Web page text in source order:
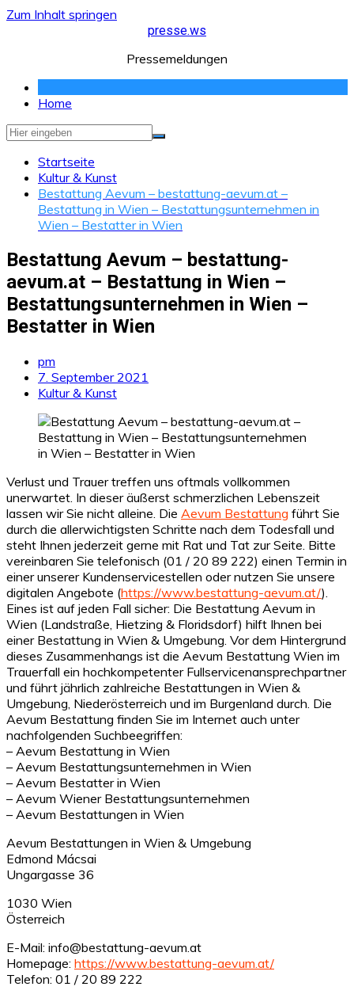
Zum Inhalt springen
presse.ws
Pressemeldungen
Home
Startseite
Kultur & Kunst
Bestattung Aevum – bestattung-aevum.at –
Bestattung in Wien – Bestattungsunternehmen in
Wien – Bestatter in Wien
Bestattung Aevum – bestattung-
aevum.at – Bestattung in Wien –
Bestattungsunternehmen in Wien –
Bestatter in Wien
pm
7. September 2021
Kultur & Kunst
Verlust und Trauer treffen uns oftmals vollkommen
unerwartet. In dieser äußerst schmerzlichen Lebenszeit
lassen wir Sie nicht alleine. Die Aevum Bestattung führt Sie
durch die allerwichtigsten Schritte nach dem Todesfall und
steht Ihnen jederzeit gerne mit Rat und Tat zur Seite. Bitte
vereinbaren Sie telefonisch (01 / 20 89 222) einen Termin in
einer unserer Kundenservicestellen oder nutzen Sie unsere
digitalen Angebote (https://www.bestattung-aevum.at/).
Eines ist auf jeden Fall sicher: Die Bestattung Aevum in
Wien (Landstraße, Hietzing & Floridsdorf) hilft Ihnen bei
einer Bestattung in Wien & Umgebung. Vor dem Hintergrund
dieses Zusammenhangs ist die Aevum Bestattung Wien im
Trauerfall ein hochkompetenter Fullservicenansprechpartner
und führt jährlich zahlreiche Bestattungen in Wien &
Umgebung, Niederösterreich und im Burgenland durch. Die
Aevum Bestattung finden Sie im Internet auch unter
nachfolgenden Suchbeegriffen:
– Aevum Bestattung in Wien
– Aevum Bestattungsunternehmen in Wien
– Aevum Bestatter in Wien
– Aevum Wiener Bestattungsunternehmen
– Aevum Bestattungen in Wien
Aevum Bestattungen in Wien & Umgebung
Edmond Mácsai
Ungargasse 36
1030 Wien
Österreich
E-Mail: info@bestattung-aevum.at
Homepage: https://www.bestattung-aevum.at/
Telefon: 01 / 20 89 222